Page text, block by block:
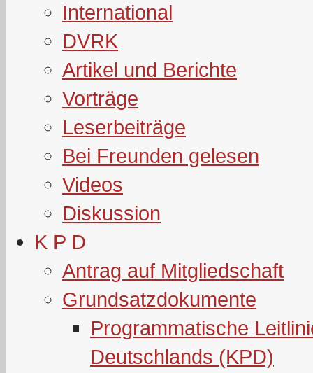
International
DVRK
Artikel und Berichte
Vorträge
Leserbeiträge
Bei Freunden gelesen
Videos
Diskussion
K P D
Antrag auf Mitgliedschaft
Grundsatzdokumente
Programmatische
Deutschlands (KPD)